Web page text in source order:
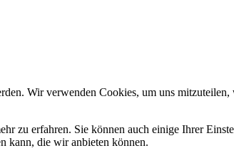
Wir verwenden Cookies, um uns
zu erfahren. Sie können auch einige Ihrer
kann, die wir anbieten können.